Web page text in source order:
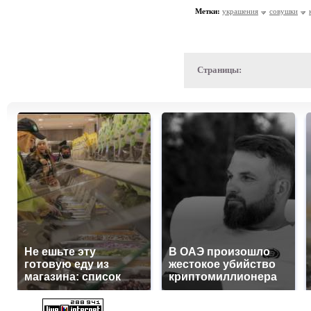
Метки: украшения совушки
Страницы:
Не ешьте эту
готовую еду из
магазина: список
В ОАЭ произошло
жестокое убийство
криптомиллионера